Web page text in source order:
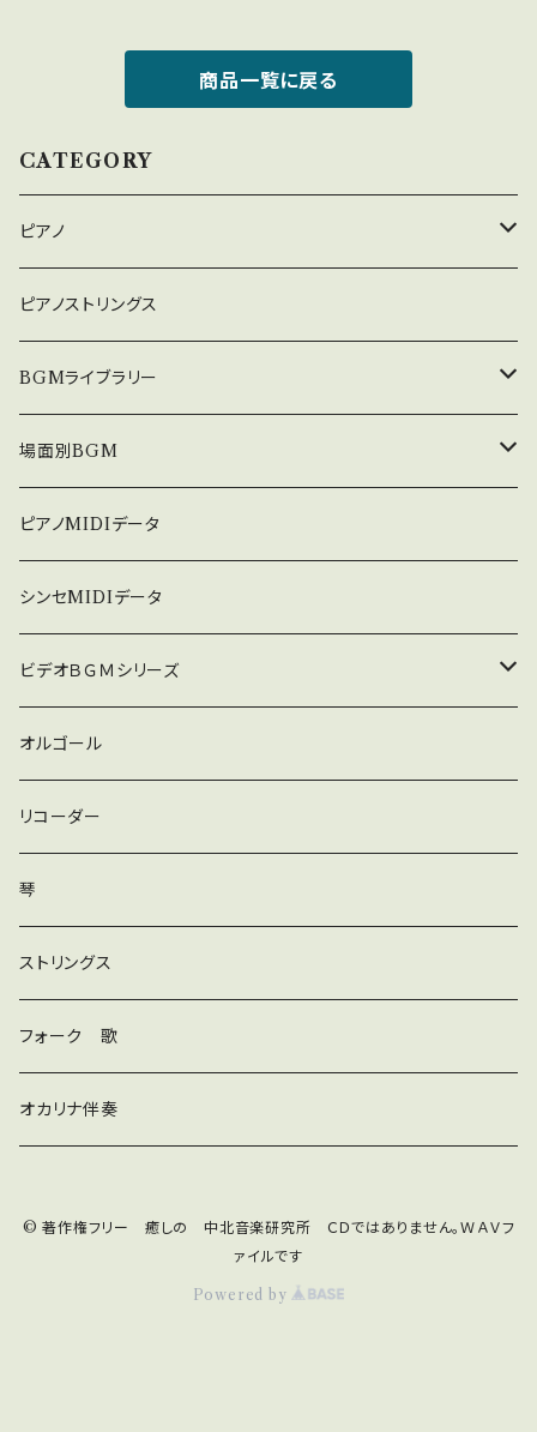
商品一覧に戻る
CATEGORY
ピアノ
癒しのピアノ
中北利男 夢シリーズ
５０８曲シリーズ
３６０曲シリーズ
ピアノストリングス
BGMライブラリー
オルゴール
場面別BGM
悲しい
暗い
普通
ピアノMIDIデータ
シンセMIDIデータ
ビデオＢＧＭシリーズ
ロック
ラテン
ダンス
和風
京都
ストリングス
子ども
オルゴール
リコーダー
琴
ストリングス
フォーク 歌
オカリナ伴奏
© 著作権フリー 癒しの 中北音楽研究所 ＣＤではありません。ＷＡＶフ
ァイルです
Powered by